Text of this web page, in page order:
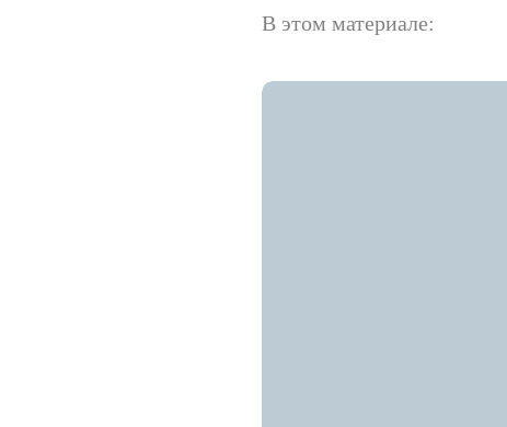
В этом материале: